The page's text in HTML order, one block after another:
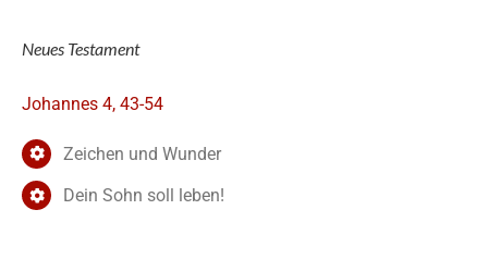
Neues Testament
Johannes 4, 43-54
Zeichen und Wunder
Dein Sohn soll leben!